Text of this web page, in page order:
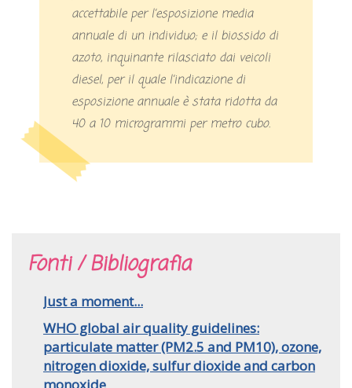
accettabile per l’esposizione media
annuale di un individuo; e il biossido di
azoto, inquinante rilasciato dai veicoli
diesel, per il quale l’indicazione di
esposizione annuale è stata ridotta da
40 a 10 microgrammi per metro cubo.
Fonti / Bibliografia
Just a moment...
WHO global air quality guidelines:
particulate matter (‎PM2.5 and PM10)‎, ozone,
nitrogen dioxide, sulfur dioxide and carbon